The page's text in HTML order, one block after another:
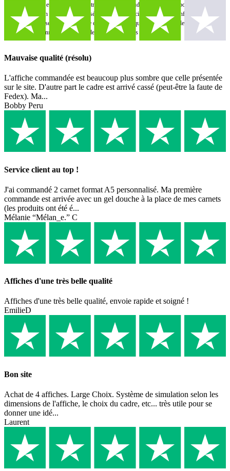
ambiance fraîche et unique. Avec notre simple commande en ligne, vous pouvez sécuriser
votre fond d'écran photo personnalisé rapidement et facilement. Faites confiance à notre
qualité et à notre service – parce que chez [Votre boutique de commerce électronique], nous
nous sommes donné pour mission de réaliser vos rêves de vie.
Mauvaise qualité (résolu)
L'affiche commandée est beaucoup plus sombre que celle présentée
sur le site. D'autre part le cadre est arrivé cassé (peut-être la faute de
Fedex). Ma...
Bobby Peru
Service client au top !
J'ai commandé 2 carnet format A5 personnalisé. Ma première
commande est arrivée avec un gel douche à la place de mes carnets
(les produits ont été é...
Mélanie “Mélan_e.” C
Affiches d'une très belle qualité
Affiches d'une très belle qualité, envoie rapide et soigné !
EmilieD
Bon site
Achat de 4 affiches. Large Choix. Système de simulation selon les
dimensions de l'affiche, le choix du cadre, etc... très utile pour se
donner une idé...
Laurent